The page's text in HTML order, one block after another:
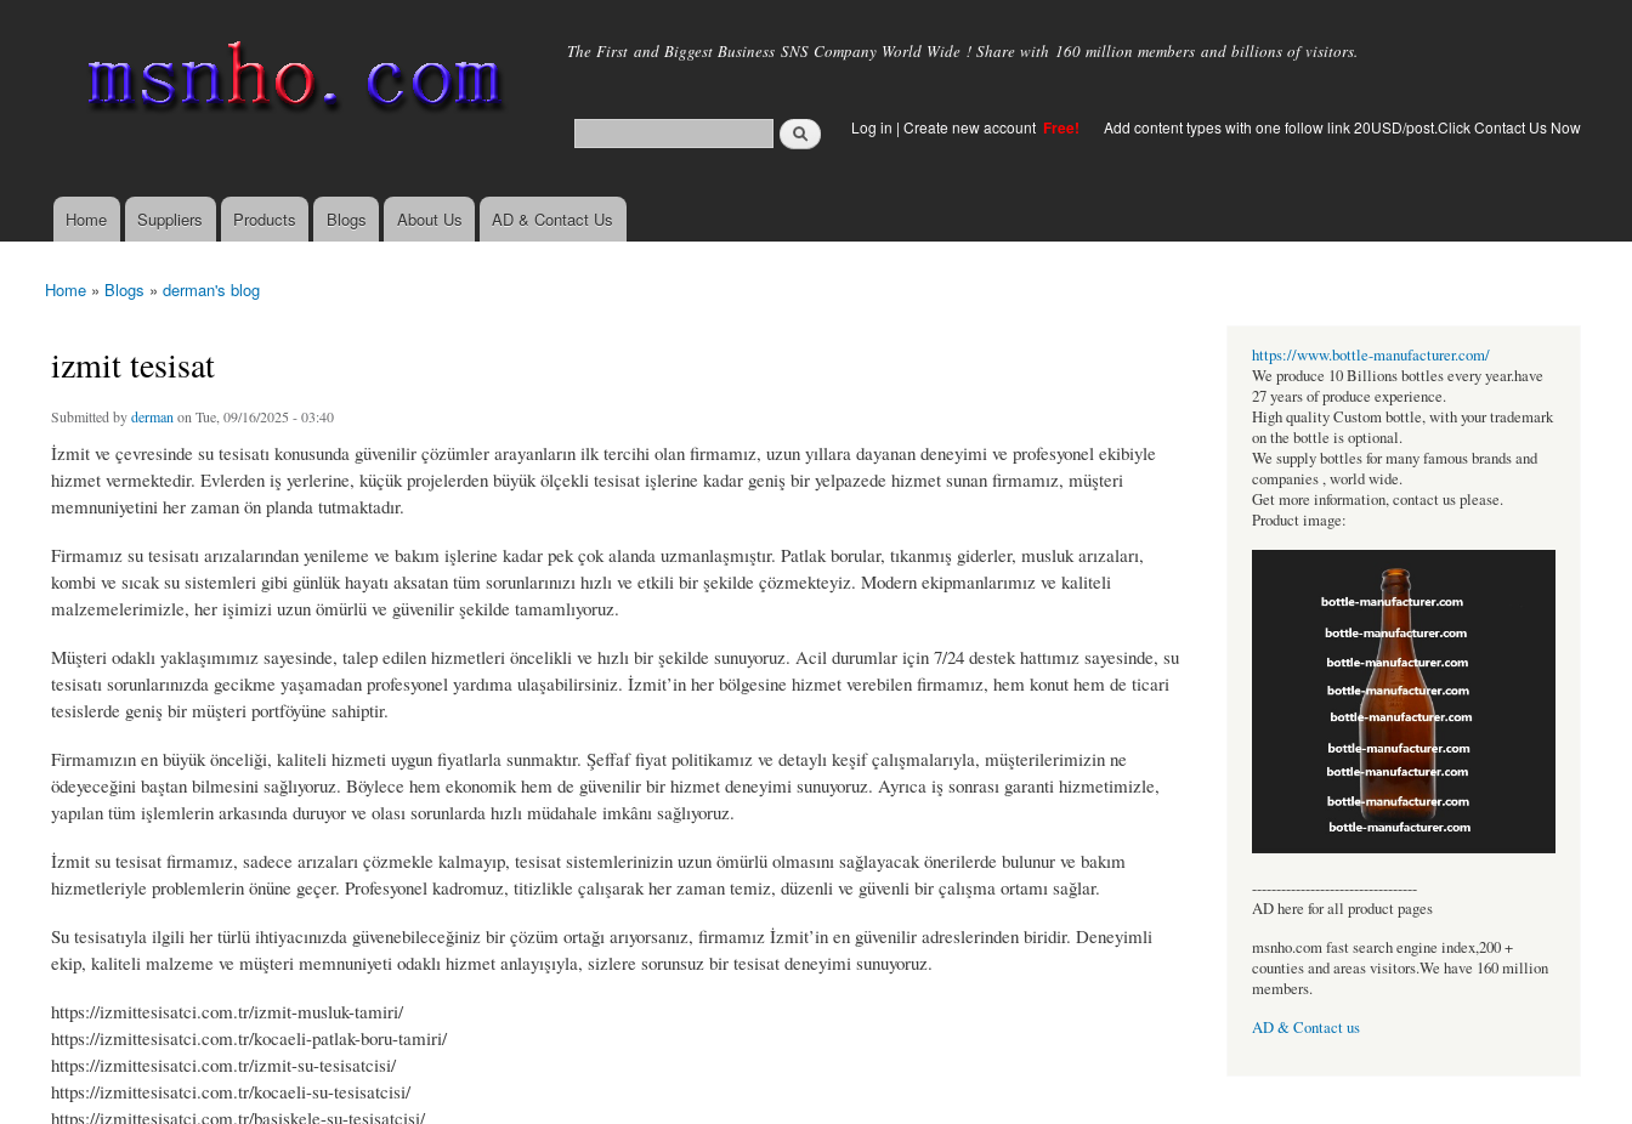
main
The First and Biggest Business SNS Company World Wide ! Share with 160 million members and billions of visitors.
Log in | Create new account Free! Add content types with one follow link 20USD/post.Click Contact Us Now
Main menu
Home Suppliers Products Blogs About Us AD & Contact Us
You are here
Home » Blogs » derman's blog
izmit tesisat
Submitted bydermanon Tue, 09/16/2025 - 03:40
İzmit ve çevresinde su tesisatı konusunda güvenilir çözümler arayanların ilk tercihi olan firmamız, uzun yıllara dayanan deneyimi ve profesyonel ekibiyle
hizmet vermektedir. Evlerden iş yerlerine, küçük projelerden büyük ölçekli tesisat işlerine kadar geniş bir yelpazede hizmet sunan firmamız, müşteri
memnuniyetini her zaman ön planda tutmaktadır.
Firmamız su tesisatı arızalarından yenileme ve bakım işlerine kadar pek çok alanda uzmanlaşmıştır. Patlak borular, tıkanmış giderler, musluk arızaları,
kombi ve sıcak su sistemleri gibi günlük hayatı aksatan tüm sorunlarınızı hızlı ve etkili bir şekilde çözmekteyiz. Modern ekipmanlarımız ve kaliteli
malzemelerimizle, her işimizi uzun ömürlü ve güvenilir şekilde tamamlıyoruz.
Müşteri odaklı yaklaşımımız sayesinde, talep edilen hizmetleri öncelikli ve hızlı bir şekilde sunuyoruz. Acil durumlar için 7/24 destek hattımız sayesinde, su
tesisatı sorunlarınızda gecikme yaşamadan profesyonel yardıma ulaşabilirsiniz. İzmit’in her bölgesine hizmet verebilen firmamız, hem konut hem de ticari
tesislerde geniş bir müşteri portföyüne sahiptir.
Firmamızın en büyük önceliği, kaliteli hizmeti uygun fiyatlarla sunmaktır. Şeffaf fiyat politikamız ve detaylı keşif çalışmalarıyla, müşterilerimizin ne
ödeyeceğini baştan bilmesini sağlıyoruz. Böylece hem ekonomik hem de güvenilir bir hizmet deneyimi sunuyoruz. Ayrıca iş sonrası garanti hizmetimizle,
yapılan tüm işlemlerin arkasında duruyor ve olası sorunlarda hızlı müdahale imkânı sağlıyoruz.
İzmit su tesisat firmamız, sadece arızaları çözmekle kalmayıp, tesisat sistemlerinizin uzun ömürlü olmasını sağlayacak önerilerde bulunur ve bakım
hizmetleriyle problemlerin önüne geçer. Profesyonel kadromuz, titizlikle çalışarak her zaman temiz, düzenli ve güvenli bir çalışma ortamı sağlar.
Su tesisatıyla ilgili her türlü ihtiyacınızda güvenebileceğiniz bir çözüm ortağı arıyorsanız, firmamız İzmit’in en güvenilir adreslerinden biridir. Deneyimli
ekip, kaliteli malzeme ve müşteri memnuniyeti odaklı hizmet anlayışıyla, sizlere sorunsuz bir tesisat deneyimi sunuyoruz.
https://izmittesisatci.com.tr/izmit-musluk-tamiri/
https://izmittesisatci.com.tr/kocaeli-patlak-boru-tamiri/
https://izmittesisatci.com.tr/izmit-su-tesisatcisi/
https://izmittesisatci.com.tr/kocaeli-su-tesisatcisi/
https://izmittesisatci.com.tr/basiskele-su-tesisatcisi/
https://www.bottle-manufacturer.com/
We produce 10 Billions bottles every year.have
27 years of produce experience.
High quality Custom bottle, with your trademark
on the bottle is optional.
We supply bottles for many famous brands and
companies , world wide.
Get more information, contact us please.
Product image:
----------------------------------
AD here for all product pages
msnho.com fast search engine index,200 +
counties and areas visitors.We have 160 million
members.
AD & Contact us